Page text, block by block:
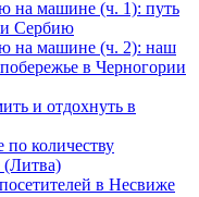
на машине (ч. 1): путь
Сербию
на машине (ч. 2): наш
в Черногории
и отдохнуть в
по количеству
(Литва)
в Несвиже